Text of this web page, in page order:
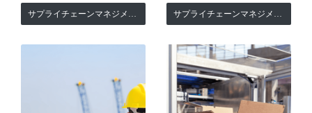
サプライチェーンマネジメント サプライチェーンマネジメント